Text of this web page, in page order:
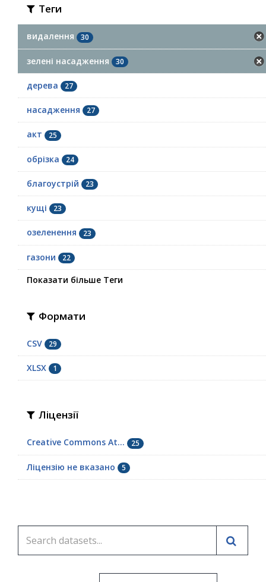
Теги
видалення 30
зелені насадження 30
дерева 27
насадження 27
акт 25
обрізка 24
благоустрій 23
кущі 23
озеленення 23
газони 22
Показати більше Теги
Формати
CSV 29
XLSX 1
Ліцензії
Creative Commons At... 25
Ліцензію не вказано 5